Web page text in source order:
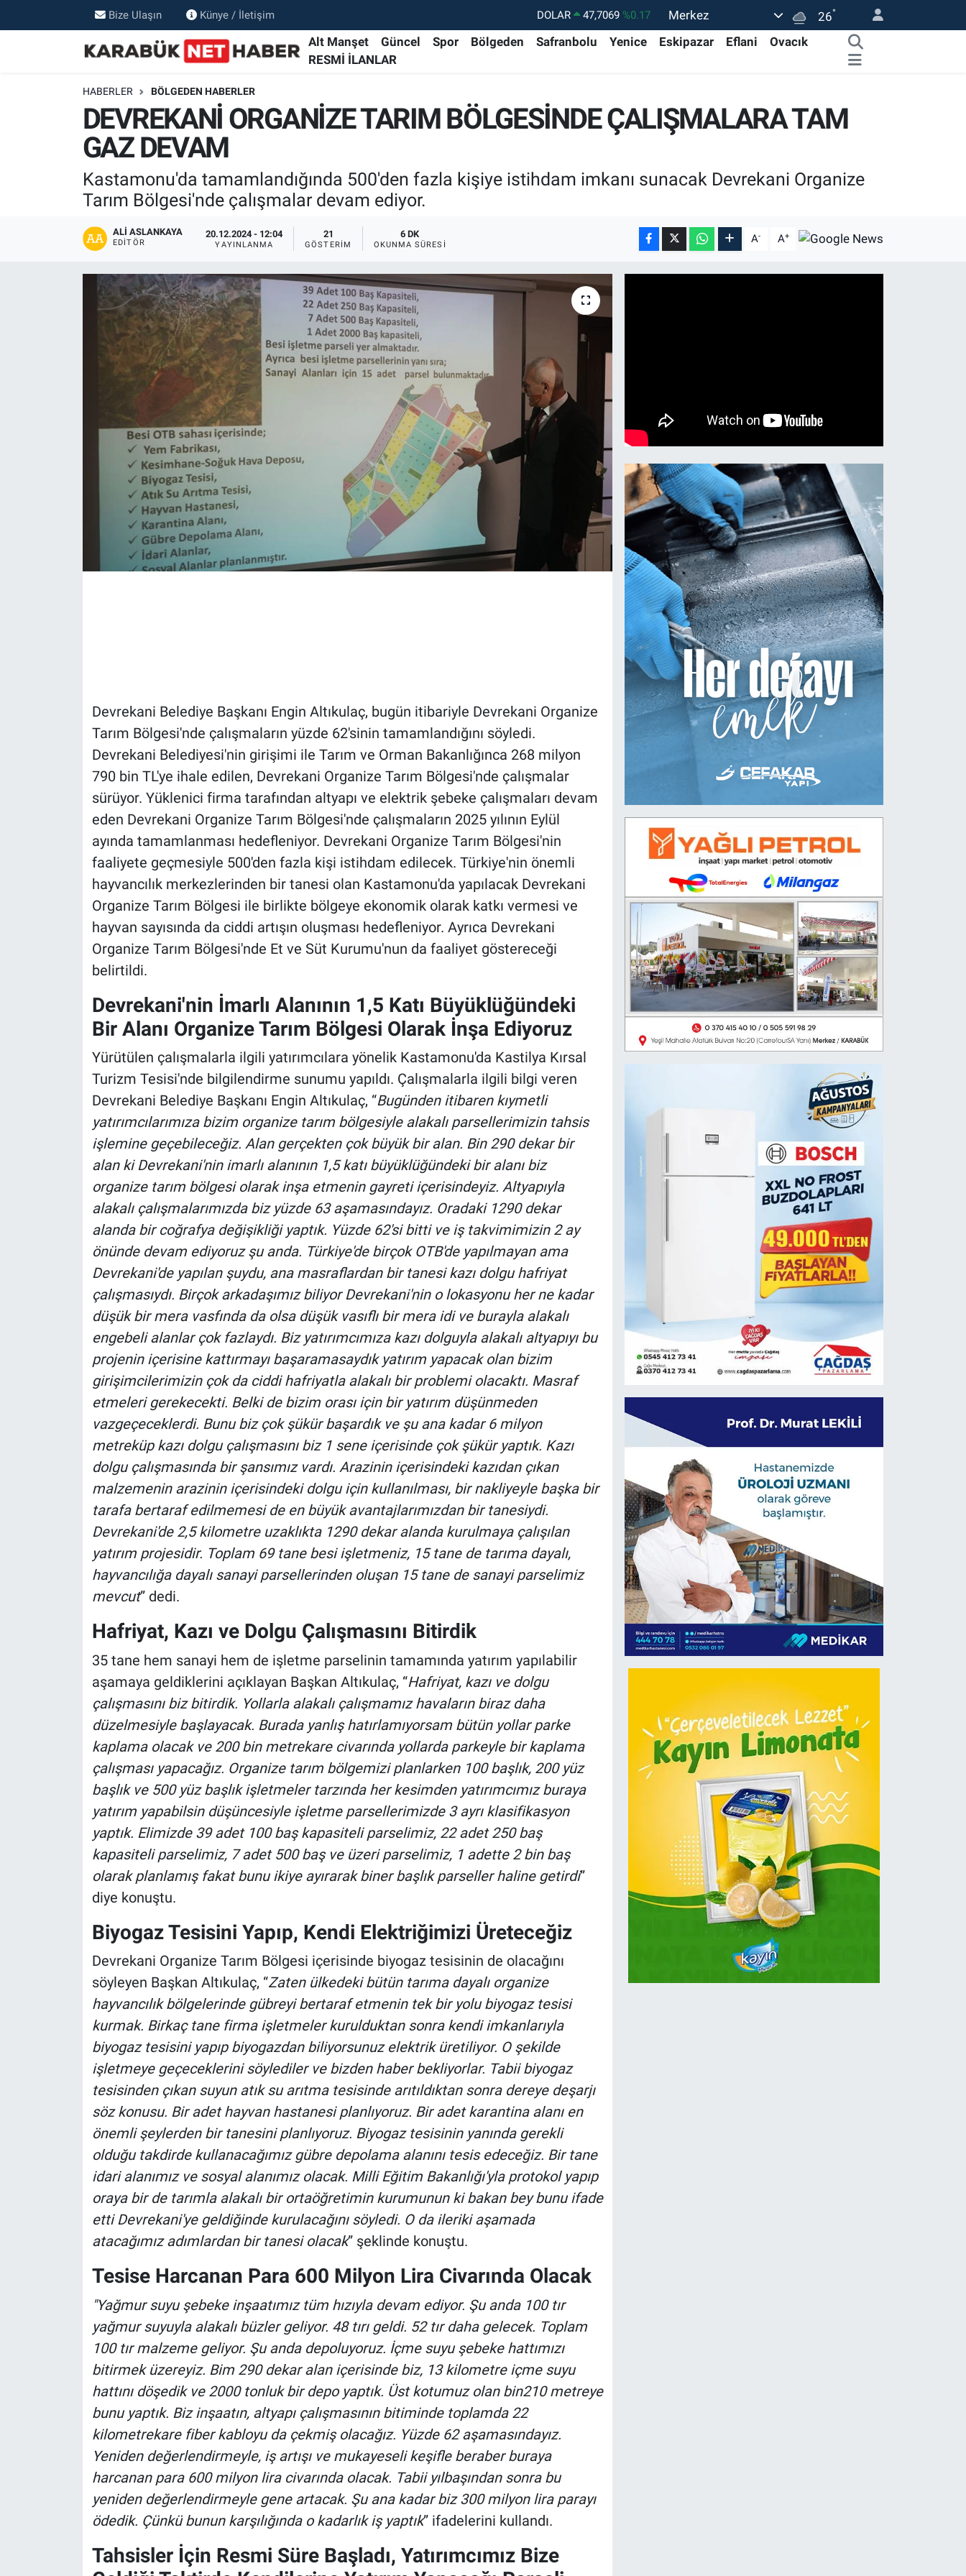
Bize Ulaşın Künye / İletişim DOLAR 47,7069 %0.17
EURO
55,0265 %0.01
BİST100
13.887 %64
Merkez 26°
Alt Manşet Güncel Spor Bölgeden Safranbolu Yenice Eskipazar Eflani
Ovacık
RESMİ İLANLAR
HABERLER BÖLGEDEN HABERLER
DEVREKANİ ORGANİZE TARIM BÖLGESİNDE ÇALIŞMALARA TAM
GAZ DEVAM
Kastamonu'da tamamlandığında 500'den fazla kişiye istihdam imkanı sunacak Devrekani Organize
Tarım Bölgesi'nde çalışmalar devam ediyor.
ALI ASLANKAYA
EDITÖR
20.12.2024 - 12:04
YAYINLANMA
21
GÖSTERIM
6 DK
OKUNMA SÜRESI A- A+
Devrekani Belediye Başkanı Engin Altıkulaç, bugün itibariyle Devrekani Organize
Tarım Bölgesi'nde çalışmaların yüzde 62'sinin tamamlandığını söyledi.
Devrekani Belediyesi'nin girişimi ile Tarım ve Orman Bakanlığınca 268 milyon
790 bin TL'ye ihale edilen, Devrekani Organize Tarım Bölgesi'nde çalışmalar
sürüyor. Yüklenici firma tarafından altyapı ve elektrik şebeke çalışmaları devam
eden Devrekani Organize Tarım Bölgesi'nde çalışmaların 2025 yılının Eylül
ayında tamamlanması hedefleniyor. Devrekani Organize Tarım Bölgesi'nin
faaliyete geçmesiyle 500'den fazla kişi istihdam edilecek. Türkiye'nin önemli
hayvancılık merkezlerinden bir tanesi olan Kastamonu'da yapılacak Devrekani
Organize Tarım Bölgesi ile birlikte bölgeye ekonomik olarak katkı vermesi ve
hayvan sayısında da ciddi artışın oluşması hedefleniyor. Ayrıca Devrekani
Organize Tarım Bölgesi'nde Et ve Süt Kurumu'nun da faaliyet göstereceği
belirtildi.
Devrekani'nin İmarlı Alanının 1,5 Katı Büyüklüğündeki
Bir Alanı Organize Tarım Bölgesi Olarak İnşa Ediyoruz
Yürütülen çalışmalarla ilgili yatırımcılara yönelik Kastamonu'da Kastilya Kırsal
Turizm Tesisi'nde bilgilendirme sunumu yapıldı. Çalışmalarla ilgili bilgi veren
Devrekani Belediye Başkanı Engin Altıkulaç, “Bugünden itibaren kıymetli
yatırımcılarımıza bizim organize tarım bölgesiyle alakalı parsellerimizin tahsis
işlemine geçebileceğiz. Alan gerçekten çok büyük bir alan. Bin 290 dekar bir
alan ki Devrekani'nin imarlı alanının 1,5 katı büyüklüğündeki bir alanı biz
organize tarım bölgesi olarak inşa etmenin gayreti içerisindeyiz. Altyapıyla
alakalı çalışmalarımızda biz yüzde 63 aşamasındayız. Oradaki 1290 dekar
alanda bir coğrafya değişikliği yaptık. Yüzde 62'si bitti ve iş takvimimizin 2 ay
önünde devam ediyoruz şu anda. Türkiye'de birçok OTB'de yapılmayan ama
Devrekani'de yapılan şuydu, ana masraflardan bir tanesi kazı dolgu hafriyat
çalışmasıydı. Birçok arkadaşımız biliyor Devrekani'nin o lokasyonu her ne kadar
düşük bir mera vasfında da olsa düşük vasıflı bir mera idi ve burayla alakalı
engebeli alanlar çok fazlaydı. Biz yatırımcımıza kazı dolguyla alakalı altyapıyı bu
projenin içerisine kattırmayı başaramasaydık yatırım yapacak olan bizim
girişimcilerimizin çok da ciddi hafriyatla alakalı bir problemi olacaktı. Masraf
etmeleri gerekecekti. Belki de bizim orası için bir yatırım düşünmeden
vazgeçeceklerdi. Bunu biz çok şükür başardık ve şu ana kadar 6 milyon
metreküp kazı dolgu çalışmasını biz 1 sene içerisinde çok şükür yaptık. Kazı
dolgu çalışmasında bir şansımız vardı. Arazinin içerisindeki kazıdan çıkan
malzemenin arazinin içerisindeki dolgu için kullanılması, bir nakliyeyle başka bir
tarafa bertaraf edilmemesi de en büyük avantajlarımızdan bir tanesiydi.
Devrekani'de 2,5 kilometre uzaklıkta 1290 dekar alanda kurulmaya çalışılan
yatırım projesidir. Toplam 69 tane besi işletmeniz, 15 tane de tarıma dayalı,
hayvancılığa dayalı sanayi parsellerinden oluşan 15 tane de sanayi parselimiz
mevcut” dedi.
Hafriyat, Kazı ve Dolgu Çalışmasını Bitirdik
35 tane hem sanayi hem de işletme parselinin tamamında yatırım yapılabilir
aşamaya geldiklerini açıklayan Başkan Altıkulaç, “Hafriyat, kazı ve dolgu
çalışmasını biz bitirdik. Yollarla alakalı çalışmamız havaların biraz daha
düzelmesiyle başlayacak. Burada yanlış hatırlamıyorsam bütün yollar parke
kaplama olacak ve 200 bin metrekare civarında yollarda parkeyle bir kaplama
çalışması yapacağız. Organize tarım bölgemizi planlarken 100 başlık, 200 yüz
başlık ve 500 yüz başlık işletmeler tarzında her kesimden yatırımcımız buraya
yatırım yapabilsin düşüncesiyle işletme parsellerimizde 3 ayrı klasifikasyon
yaptık. Elimizde 39 adet 100 baş kapasiteli parselimiz, 22 adet 250 baş
kapasiteli parselimiz, 7 adet 500 baş ve üzeri parselimiz, 1 adette 2 bin baş
olarak planlamış fakat bunu ikiye ayırarak biner başlık parseller haline getirdi”
diye konuştu.
Biyogaz Tesisini Yapıp, Kendi Elektriğimizi Üreteceğiz
Devrekani Organize Tarım Bölgesi içerisinde biyogaz tesisinin de olacağını
söyleyen Başkan Altıkulaç, “Zaten ülkedeki bütün tarıma dayalı organize
hayvancılık bölgelerinde gübreyi bertaraf etmenin tek bir yolu biyogaz tesisi
kurmak. Birkaç tane firma işletmeler kurulduktan sonra kendi imkanlarıyla
biyogaz tesisini yapıp biyogazdan biliyorsunuz elektrik üretiliyor. O şekilde
işletmeye geçeceklerini söylediler ve bizden haber bekliyorlar. Tabii biyogaz
tesisinden çıkan suyun atık su arıtma tesisinde arıtıldıktan sonra dereye deşarjı
söz konusu. Bir adet hayvan hastanesi planlıyoruz. Bir adet karantina alanı en
önemli şeylerden bir tanesini planlıyoruz. Biyogaz tesisinin yanında gerekli
olduğu takdirde kullanacağımız gübre depolama alanını tesis edeceğiz. Bir tane
idari alanımız ve sosyal alanımız olacak. Milli Eğitim Bakanlığı'yla protokol yapıp
oraya bir de tarımla alakalı bir ortaöğretimin kurumunun ki bakan bey bunu ifade
etti Devrekani'ye geldiğinde kurulacağını söyledi. O da ileriki aşamada
atacağımız adımlardan bir tanesi olacak” şeklinde konuştu.
Tesise Harcanan Para 600 Milyon Lira Civarında Olacak
"Yağmur suyu şebeke inşaatımız tüm hızıyla devam ediyor. Şu anda 100 tır
yağmur suyuyla alakalı büzler geliyor. 48 tırı geldi. 52 tır daha gelecek. Toplam
100 tır malzeme geliyor. Şu anda depoluyoruz. İçme suyu şebeke hattımızı
bitirmek üzereyiz. Bim 290 dekar alan içerisinde biz, 13 kilometre içme suyu
hattını döşedik ve 2000 tonluk bir depo yaptık. Üst kotumuz olan bin210 metreye
bunu yaptık. Biz inşaatın, altyapı çalışmasının bitiminde toplamda 22
kilometrekare fiber kabloyu da çekmiş olacağız. Yüzde 62 aşamasındayız.
Yeniden değerlendirmeyle, iş artışı ve mukayeseli keşifle beraber buraya
harcanan para 600 milyon lira civarında olacak. Tabii yılbaşından sonra bu
yeniden değerlendirmeyle gene artacak. Şu ana kadar biz 300 milyon lira parayı
ödedik. Çünkü bunun karşılığında o kadarlık iş yaptık” ifadelerini kullandı.
Tahsisler İçin Resmi Süre Başladı, Yatırımcımız Bize